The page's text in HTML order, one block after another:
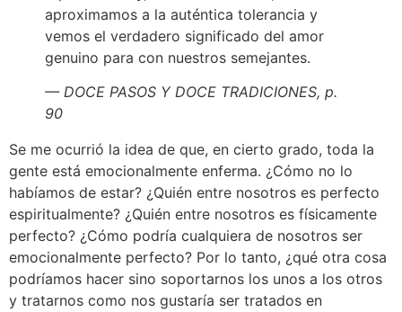
aproximamos a la auténtica tolerancia y
vemos el verdadero significado del amor
genuino para con nuestros semejantes.
— DOCE PASOS Y DOCE TRADICIONES, p.
90
Se me ocurrió la idea de que, en cierto grado, toda la
gente está emocionalmente enferma. ¿Cómo no lo
habíamos de estar? ¿Quién entre nosotros es perfecto
espiritualmente? ¿Quién entre nosotros es físicamente
perfecto? ¿Cómo podría cualquiera de nosotros ser
emocionalmente perfecto? Por lo tanto, ¿qué otra cosa
podríamos hacer sino soportarnos los unos a los otros
y tratarnos como nos gustaría ser tratados en